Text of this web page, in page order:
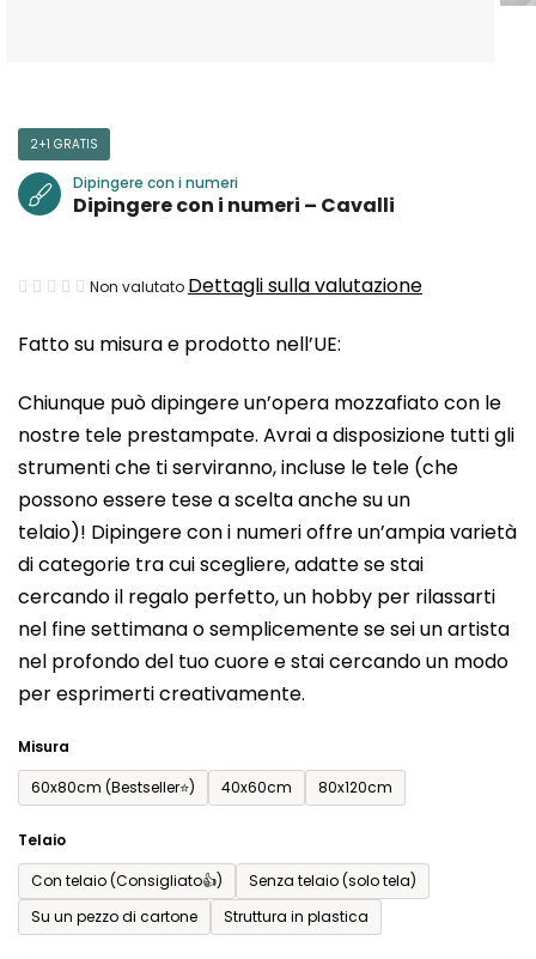
Fatto su misura e prodotto nell’UE:
Chiunque può dipingere un’opera mozzafiato con le
nostre tele prestampate. Avrai a disposizione tutti gli
strumenti che ti serviranno, incluse le tele (che
possono essere tese a scelta anche su un
telaio)! Dipingere con i numeri offre un’ampia varietà
di categorie tra cui scegliere, adatte se stai
cercando il regalo perfetto, un hobby per rilassarti
nel fine settimana o semplicemente se sei un artista
nel profondo del tuo cuore e stai cercando un modo
per esprimerti creativamente.
Misura
60x80cm (Bestseller⭐)
40x60cm 80x120cm
Telaio
Con telaio (Consigliato👍)
Senza telaio (solo tela)
Su un pezzo di cartone
Struttura in plastica
2+1 GRATIS
Dipingere con i numeri
Dipingere con i numeri – Cavalli
La
media
prodotto
è
0,0
su
5
stelle.
Non valutato Dettagli sulla valutazione